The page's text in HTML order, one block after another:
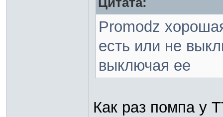
Promodz
есть или не
выключая ее
Как раз помпа у